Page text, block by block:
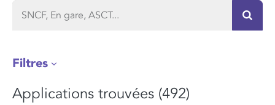
Filtres
Applications trouvées (492)